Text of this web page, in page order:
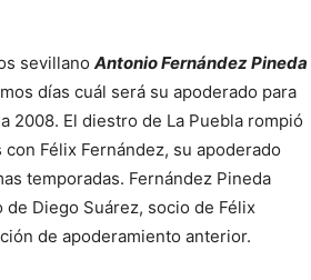
sevillano Antonio Fernández Pineda
días cuál será su apoderado para
2008. El diestro de La Puebla rompió
con Félix Fernández, su apoderado
temporadas. Fernández Pineda
de Diego Suárez, socio de Félix
de apoderamiento anterior.